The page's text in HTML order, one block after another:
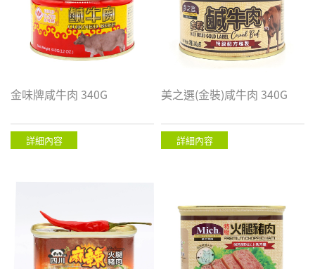
金味牌咸牛肉 340G
詳細內容
美之選(金裝)咸牛肉 340G
詳細內容